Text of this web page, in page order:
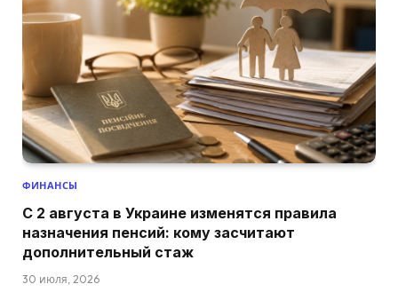
ФИНАНСЫ
С 2 августа в Украине изменятся правила
назначения пенсий: кому засчитают
дополнительный стаж
30 июля, 2026